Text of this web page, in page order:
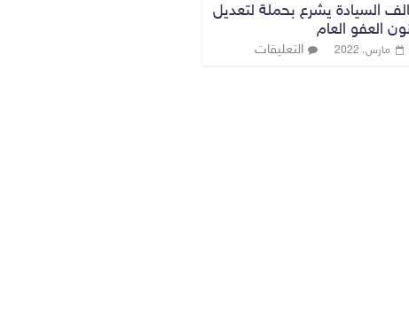
السيادة يشرع بحملة لتعديل
العفو العام
التعليقات